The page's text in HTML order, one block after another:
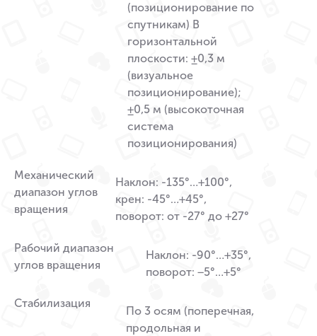
(позиционирование по
спутникам) В
горизонтальной
плоскости: ±0,3 м
(визуальное
позиционирование);
±0,5 м (высокоточная
система
позиционирования)
Механический
диапазон углов
вращения
Наклон: -135°…+100°,
крен: -45°…+45°,
поворот: от -27° до +27°
Рабочий диапазон
углов вращения
Наклон: -90°…+35°,
поворот: −5°…+5°
Стабилизация
По 3 осям (поперечная,
продольная и